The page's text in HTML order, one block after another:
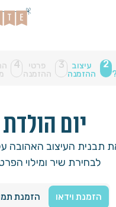
2
עיצוב
ההזמנה
3
פרטי
ההזמנה
4
יום הולדת
תבנית העיצוב האהובה
לבחירת שיר ומילוי
הזמנת וידאו הזמנת